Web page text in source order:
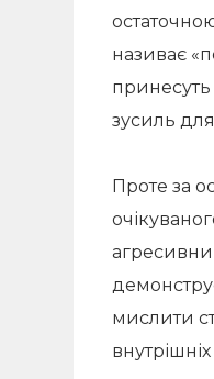
називає
зусиль для
Проте за
мислити